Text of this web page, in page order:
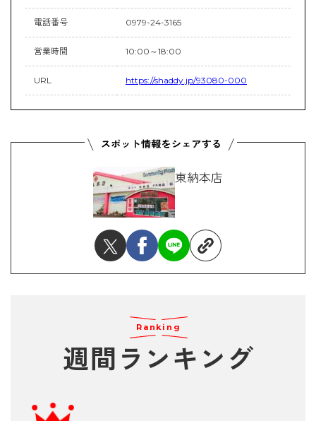
電話番号 0979-24-3165
営業時間 10:00～18:00
URL https://shaddy.jp/93080-000
東納本店
Ranking
週間ランキング